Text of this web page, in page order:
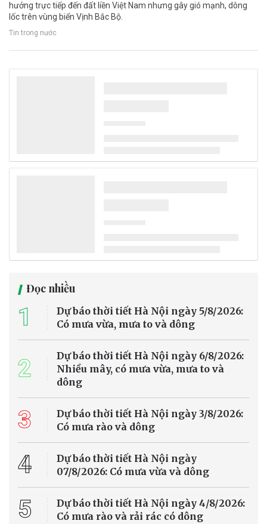
hưởng trực tiếp đến đất liền Việt Nam nhưng gây gió mạnh, dông
lốc trên vùng biển Vịnh Bắc Bộ.
Tin trong nước
Đọc nhiều
1
Dự báo thời tiết Hà Nội ngày 5/8/2026:
Có mưa vừa, mưa to và dông
2
Dự báo thời tiết Hà Nội ngày 6/8/2026:
Nhiều mây, có mưa vừa, mưa to và
dông
3
Dự báo thời tiết Hà Nội ngày 3/8/2026:
Có mưa rào và dông
4
Dự báo thời tiết Hà Nội ngày
07/8/2026: Có mưa vừa và dông
5
Dự báo thời tiết Hà Nội ngày 4/8/2026:
Có mưa rào và rải rác có dông